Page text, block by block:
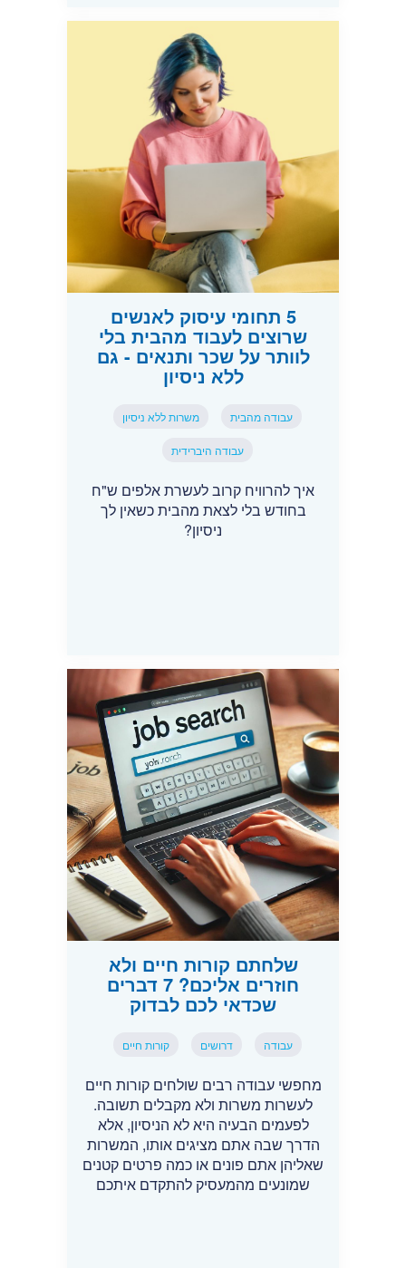
5 תחומי עיסוק לאנשים
שרוצים לעבוד מהבית בלי
לוותר על שכר ותנאים - גם
ללא ניסיון
עבודה מהבית משרות ללא ניסיון
עבודה היברידית
איך להרוויח קרוב לעשרת אלפים ש"ח
בחודש בלי לצאת מהבית כשאין לך
ניסיון?
שלחתם קורות חיים ולא
חוזרים אליכם? 7 דברים
שכדאי לכם לבדוק
עבודה דרושים קורות חיים
מחפשי עבודה רבים שולחים קורות חיים
לעשרות משרות ולא מקבלים תשובה.
לפעמים הבעיה היא לא הניסיון, אלא
הדרך שבה אתם מציגים אותו, המשרות
שאליהן אתם פונים או כמה פרטים קטנים
שמונעים מהמעסיק להתקדם איתכם